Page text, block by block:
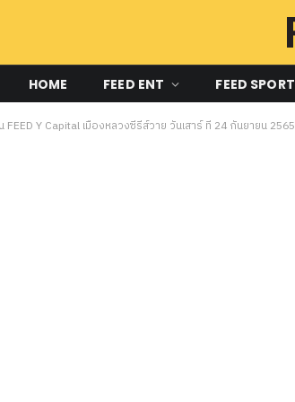
HOME FEED ENT FEED SPORT
Y Capital เมืองหลวงซีรีส์วาย วันเสาร์ ที่ 24 กันยายน 2565